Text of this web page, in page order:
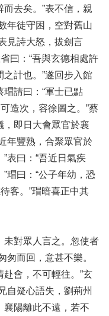
去矣。”表不信，親
年徒守困，空對舊山
見詩大怒，拔劍言
曰：“吾與玄德相處許
計也。”遂回步入館
請曰：“軍士已點
造次，容徐圖之。”蔡
，即日大會眾官於襄
年豐熟，合聚眾官於
表曰：“吾近日氣疾
瑁曰：“公子年幼，恐
客。”瑁暗喜正中其
未對眾人言之。忽使者
匆而回，意甚不樂。
會，不可輕往。”玄
自疑心語失，劉荊州
襄陽離此不遠，若不